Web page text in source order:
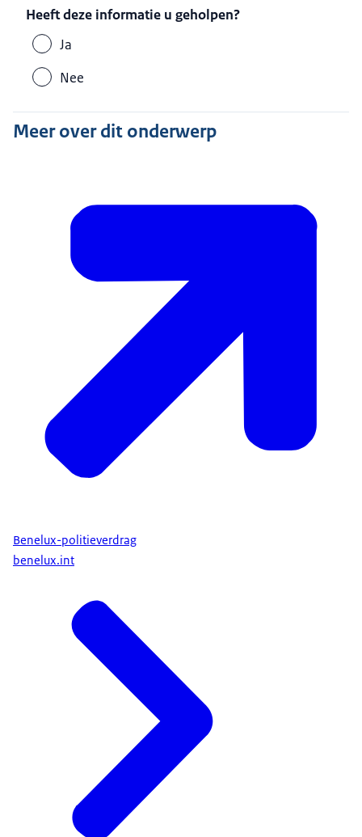
Heeft deze informatie u geholpen?
Ja
Nee
Meer over dit onderwerp
Benelux-politieverdrag
benelux.int